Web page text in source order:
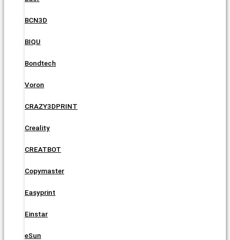
BCN3D
BIQU
Bondtech
Voron
CRAZY3DPRINT
Creality
CREATBOT
Copymaster
Easyprint
Einstar
eSun